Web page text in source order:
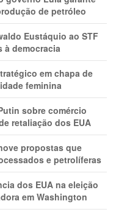
de petróleo
Eustáquio ao STF
à democracia
em chapa de
feminina
sobre comércio
retaliação dos EUA
propostas que
e petrolíferas
dos EUA na eleição
em Washington